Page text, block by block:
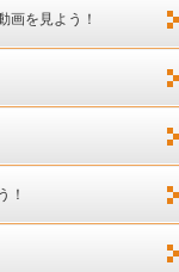
画を見よう！
！